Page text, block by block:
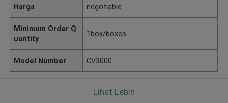
Harga negotiable
Minimum Order Q
uantity
1box/boxes
Model Number CV3000
Lihat Lebih